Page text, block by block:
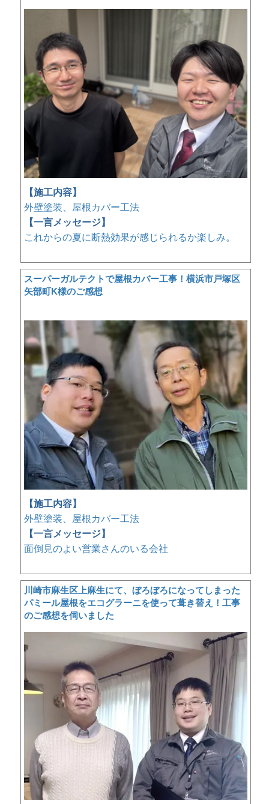
【施工内容】
外壁塗装、屋根カバー工法
【一言メッセージ】
これからの夏に断熱効果が感じられるか楽しみ。
スーパーガルテクトで屋根カバー工事！横浜市戸塚区
矢部町K様のご感想
【施工内容】
外壁塗装、屋根カバー工法
【一言メッセージ】
面倒見のよい営業さんのいる会社
川崎市麻生区上麻生にて、ぼろぼろになってしまった
パミール屋根をエコグラーニを使って葺き替え！工事
のご感想を伺いました